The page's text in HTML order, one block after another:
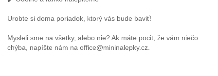
Urobte si doma poriadok, ktorý vás bude baviť!
Mysleli sme na všetky, alebo nie? Ak máte pocit, že vám niečo
chýba, napíšte nám na office@mininalepky.cz.